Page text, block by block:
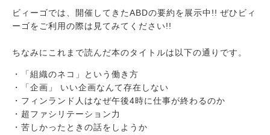
ビィーゴでは、開催してきたABDの要約を展示中!! ぜひビィ
ーゴをご利用の際は見てみてください!!
ちなみにこれまで読んだ本のタイトルは以下の通りです。
・「組織のネコ」という働き方
・「企画」 いい企画なんて存在しない
・フィンランド人はなぜ午後4時に仕事が終わるのか
・超ファシリテーション力
・苦しかったときの話をしようか